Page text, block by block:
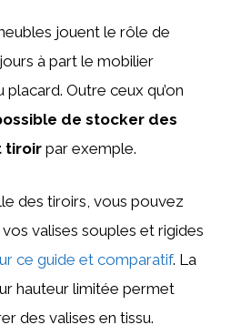
jouent le rôle de
à part le mobilier
Outre ceux qu’on
de stocker des
tiroir par exemple.
des tiroirs, vous pouvez
vos valises souples et rigides
ce guide et comparatif. La
hauteur limitée permet
des valises en tissu.